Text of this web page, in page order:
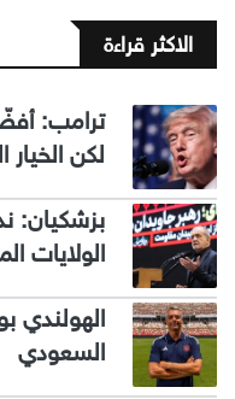
الاكثر قراءة
ترامب:
لكن
بزشكيان:
الولايات
الهولندي
السعودي